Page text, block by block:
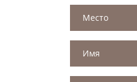
Место
Имя